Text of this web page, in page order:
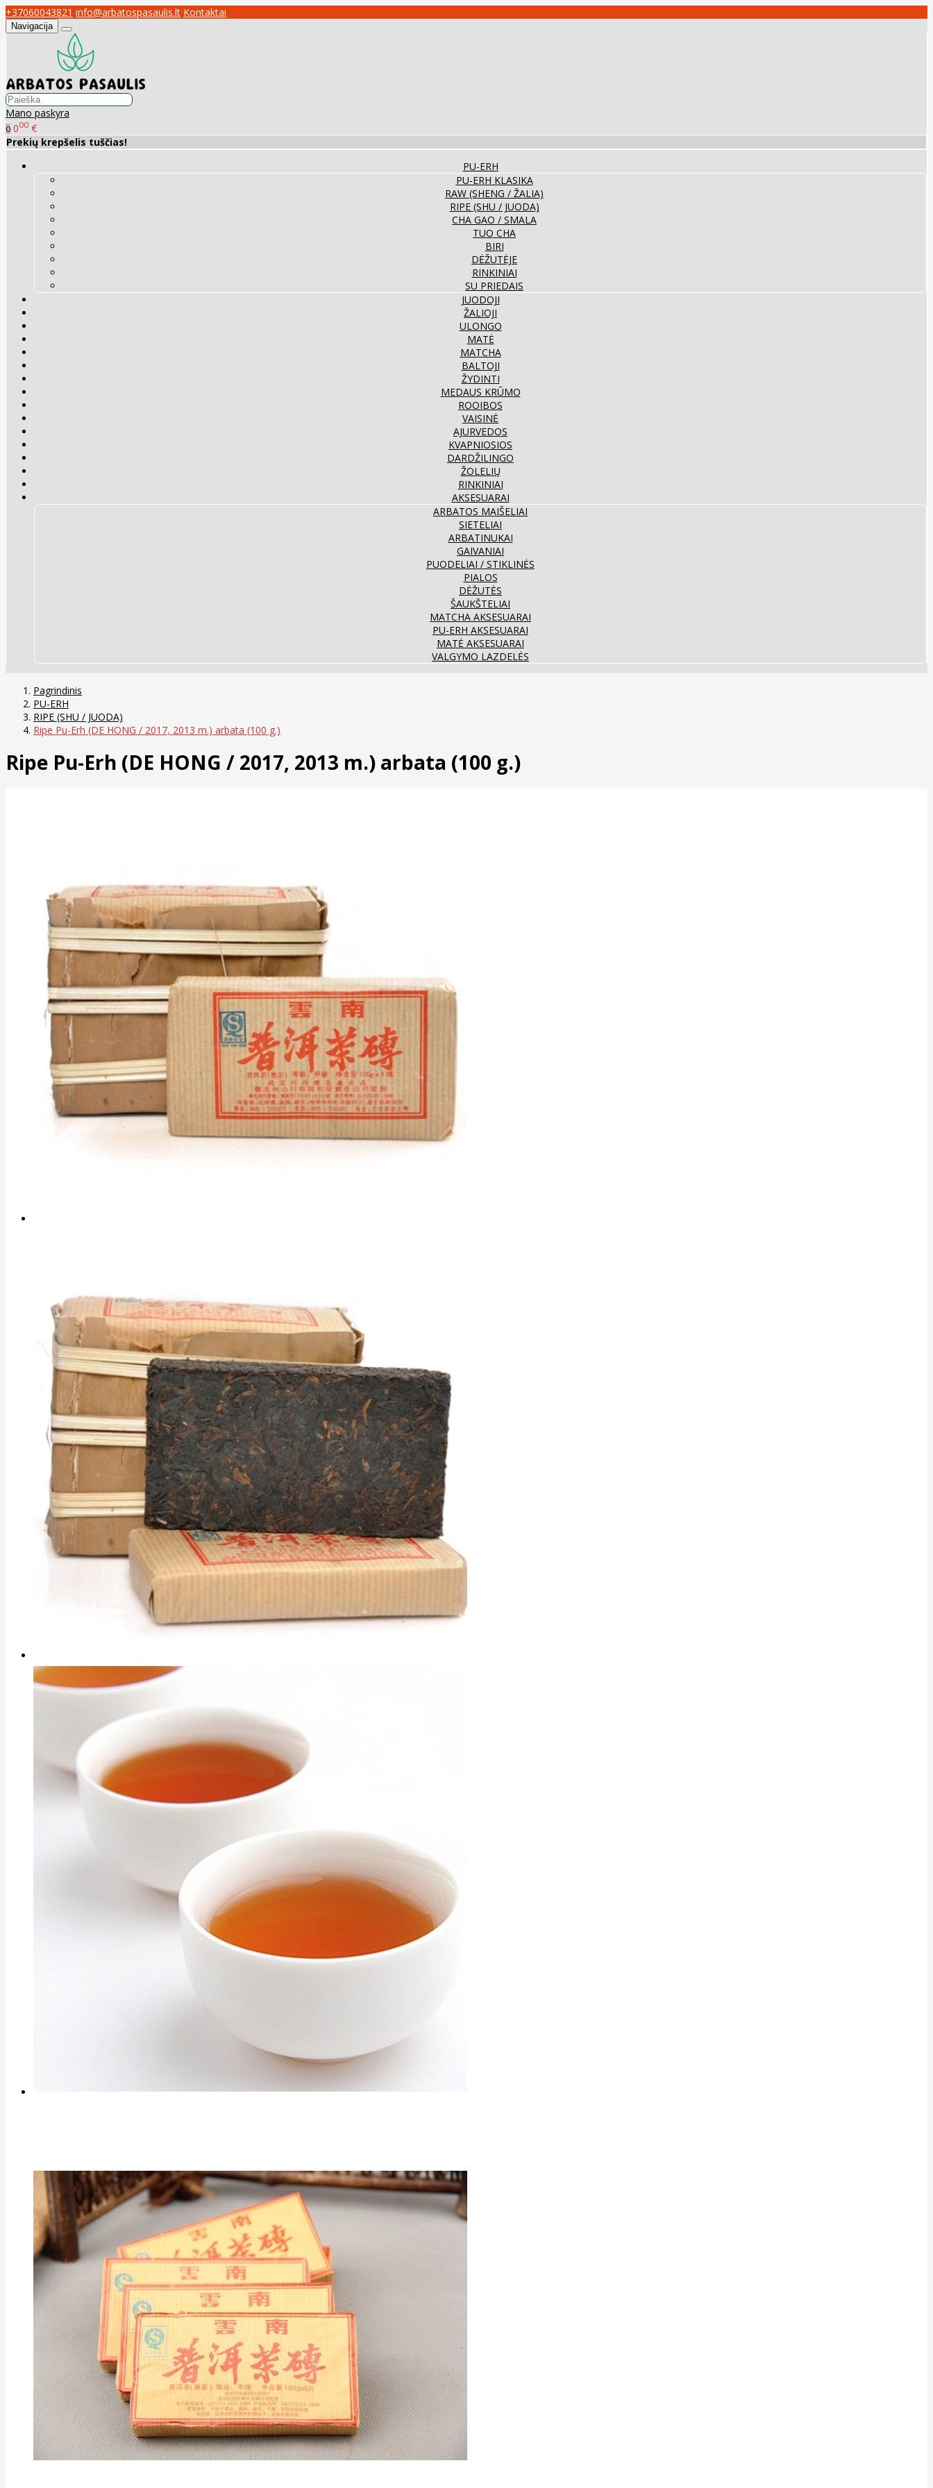
+37060043821 info@arbatospasaulis.lt Kontaktai
Navigacija
Mano paskyra
0 000 €
Prekių krepšelis tuščias!
PU-ERH
PU-ERH KLASIKA
RAW (SHENG / ŽALIA)
RIPE (SHU / JUODA)
CHA GAO / SMALA
TUO CHA
BIRI
DĖŽUTĖJE
RINKINIAI
SU PRIEDAIS
JUODOJI
ŽALIOJI
ULONGO
MATĖ
MATCHA
BALTOJI
ŽYDINTI
MEDAUS KRŪMO
ROOIBOS
VAISINĖ
AJURVEDOS
KVAPNIOSIOS
DARDŽILINGO
ŽOLELIŲ
RINKINIAI
AKSESUARAI
ARBATOS MAIŠELIAI
SIETELIAI
ARBATINUKAI
GAIVANIAI
PUODELIAI / STIKLINĖS
PIALOS
DĖŽUTĖS
ŠAUKŠTELIAI
MATCHA AKSESUARAI
PU-ERH AKSESUARAI
MATĖ AKSESUARAI
VALGYMO LAZDELĖS
Pagrindinis
PU-ERH
RIPE (SHU / JUODA)
Ripe Pu-Erh (DE HONG / 2017, 2013 m.) arbata (100 g.)
Ripe Pu-Erh (DE HONG / 2017, 2013 m.) arbata (100 g.)